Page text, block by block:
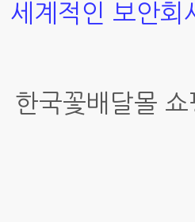
세계적인 보안
한국꽃배달몰